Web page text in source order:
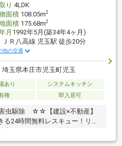
り 4LDK
面積108.05m2
面積175.68m2
月 1992年5月(築34年4ヶ月)
ＪＲ八高線 児玉駅 徒歩20分
他の交通
埼玉県本庄市児玉町児玉
あり
システムキッチン
権 即入居可
虫駆除 ☆☆【建設×不動産】
24時間無料レスキュー！リフ
でからの安心をずっとお届けし